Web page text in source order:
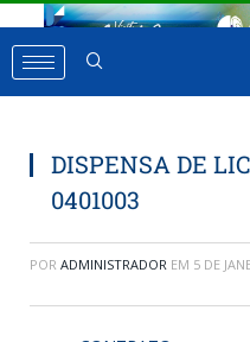
DISPENSA DE
0401003
POR ADMINISTRADOR EM 5 DE